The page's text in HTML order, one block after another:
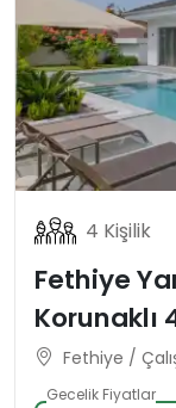
4 Kişilik
Fethiye
Korunaklı
Fethiye /
Gecelik Fiyatlar